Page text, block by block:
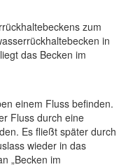
zum
in
das Becken im
einem Fluss befinden.
Fluss durch eine
Es fließt später durch
wieder in das
„Becken im